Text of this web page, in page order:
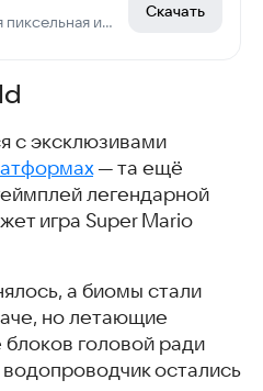
Старая добрая пиксельная игра про танки
Скачать
с эксклюзивами
— та ещё
легендарной
игра Super Mario
а биомы стали
но летающие
головой ради
остались